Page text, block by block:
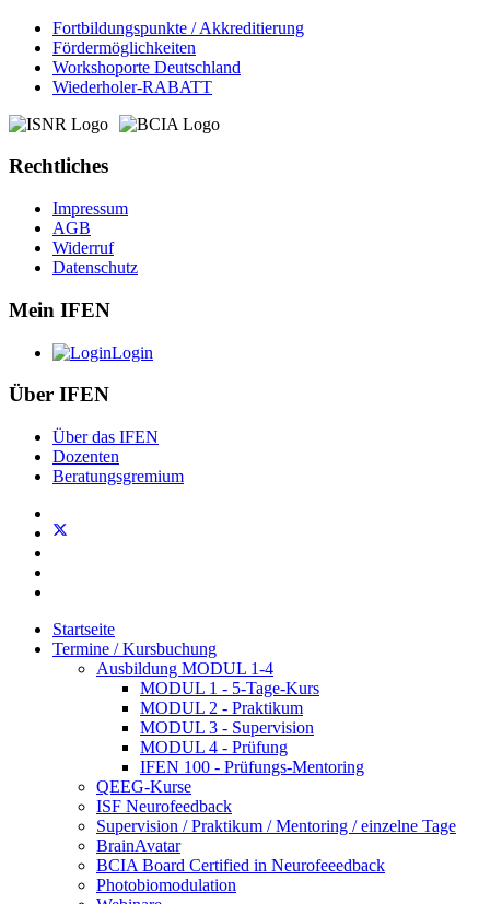
Fortbildungspunkte / Akkreditierung
Fördermöglichkeiten
Workshoporte Deutschland
Wiederholer-RABATT
Rechtliches
Impressum
AGB
Widerruf
Datenschutz
Mein IFEN
Login
Über IFEN
Über das IFEN
Dozenten
Beratungsgremium
Startseite
Termine / Kursbuchung
Ausbildung MODUL 1-4
MODUL 1 - 5-Tage-Kurs
MODUL 2 - Praktikum
MODUL 3 - Supervision
MODUL 4 - Prüfung
IFEN 100 - Prüfungs-Mentoring
QEEG-Kurse
ISF Neurofeedback
Supervision / Praktikum / Mentoring / einzelne Tage
BrainAvatar
BCIA Board Certified in Neurofeeedback
Photobiomodulation